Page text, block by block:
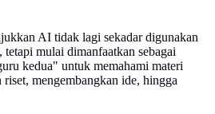
AI tidak lagi sekadar digunakan
tetapi mulai dimanfaatkan sebagai
kedua" untuk memahami materi
mengembangkan ide, hingga